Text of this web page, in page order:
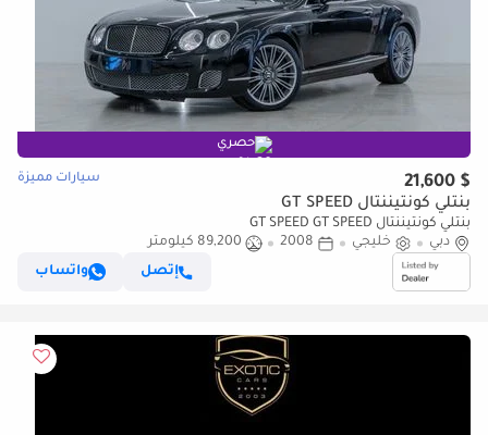
حصري
$ 21,600 سيارات مميزة
بنتلي كونتيننتال GT SPEED
بنتلي كونتيننتال GT SPEED GT SPEED
دبي
خليجي 2008
89,200 كيلومتر
إتصل
واتساب